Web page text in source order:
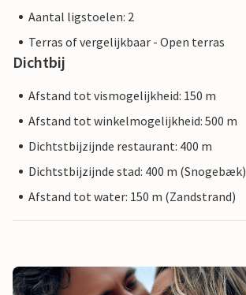
Aantal ligstoelen: 2
Terras of vergelijkbaar - Open terras
Dichtbij
Afstand tot vismogelijkheid: 150 m
Afstand tot winkelmogelijkheid: 500 m
Dichtstbijzijnde restaurant: 400 m
Dichtstbijzijnde stad: 400 m (Snogebæk)
Afstand tot water: 150 m (Zandstrand)